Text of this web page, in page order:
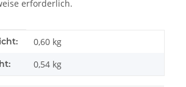
erforderlich.
0,60 kg
0,54 kg